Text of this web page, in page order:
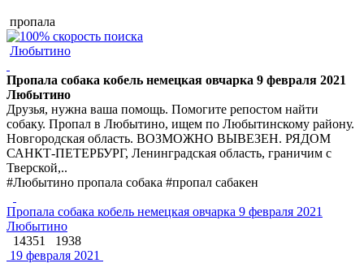
пропала
Любытино
Пропала собака кобель немецкая овчарка 9 февраля 2021
Любытино
Друзья, нужна ваша помощь. Помогите репостом найти
собаку. Пропал в Любытино, ищем по Любытинскому району.
Новгородская область. ВОЗМОЖНО ВЫВЕЗЕН. РЯДОМ
САНКТ-ПЕТЕРБУРГ, Ленинградская область, граничим с
Тверской,..
#Любытино пропала собака #пропал сабакен
Пропала собака кобель немецкая овчарка 9 февраля 2021
Любытино
14351
1938
19 февраля 2021